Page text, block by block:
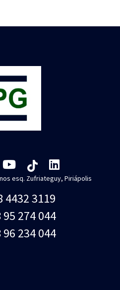
esq. Zufriateguy, Piriápolis
4432 3119
95 274 044
96 234 044